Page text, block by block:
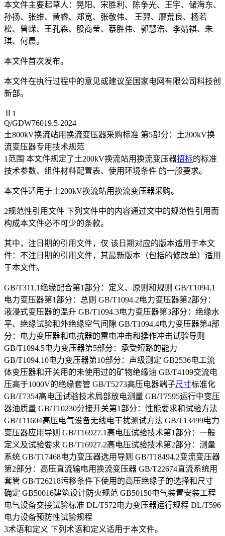
本文件主要起草人：晃阳、宋胜利、陈争光、王宇、储海东、
孙扬、张维、黄睿、郑宽、张敬伟、 王羿、廖荒良、杨若
松、曾嵘、王孔森、股商莹、蔡胜伟、郭慧浩、李婧祺、朱
琪、何晨。
本文件首次发布。
本文件在执行过程中的意见或建议至国家电网有限公司科技创
新部。
Ⅱ1
Q/GDW76019.5-2024
土800kV换流站用换流变压器采购标准 第5部分：土200kV换
流变压器专用技术规范
1范围 本文件规定了土200kV换流站用换流变压器招标的标准
技术参数、组件材料配置表、使用环境条件 的一般要求。
本文件适用于土200kV换流站用换流变压器采购。
2规范性引用文件 下列文件中的内容通过文中的规范性引用而
构成本文件必不可少的条款。
其中，注日期的引用文件，仅 该日期对应的版本适用于本文
件：不注日期的引用文件，其最新版本（包括的修改单）适用
于本文件。
GB/T311.1绝缘配合第1部分：定义、原则和规则 GB/T1094.1
电力变压器第1部分：总则 GB/T1094.2电力变压器第2部分：
液浸式变压器的温升 GB/T1094.3电力变压器第3部分：绝缘水
平、绝缘试验和外绝缘空气间隙 GB/T1094.4电力变压器第4部
分：电力变压器和电抗器的雷电冲击和操作冲击试验导则
GB/T1094.5电力变压器第5部分：承受短路的能力
GB/T1094.10电力变压器第10部分：声级测定 GB2536电工流
体变压器和开关用的未使用过的矿物绝缘油 GB/T4109交流电
压高于1000V的绝缘套管 GB/T5273高压电器端子尺寸标准化
GB/T7354高电压试验技术局部放电测量 GB/T7595运行中变压
器油质量 GB/T10230分接开关第1部分：性能要求和试验方法
GB/T11604高压电气设备无线电干扰测试方法 GB/T13499电力
变压器应用导则 GB/T16927.1高电压试验技术第1部分：一般
定义及试验要求 GB/T16927.2高电压试验技术第2部分：测量
系统 GB/T17468电力变压器选用导则 GB/T18494.2变流变压器
第2部分：高压直流输电用换流变压器 GB/T22674直流系统用
套管 GB/T26218污移条件下使用的高压绝缘子的选择和尺寸
确定 GB50016建筑设计防火规范 GB50150电气装置安装工程
电气设备交接试验标准 DL/T572电力变压器运行规程 DL/T596
电力设备预防性试验规程
3术语和定义 下列术语和定义适用于本文件。